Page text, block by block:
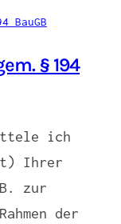
§ 194
ich
Ihrer
zur
der